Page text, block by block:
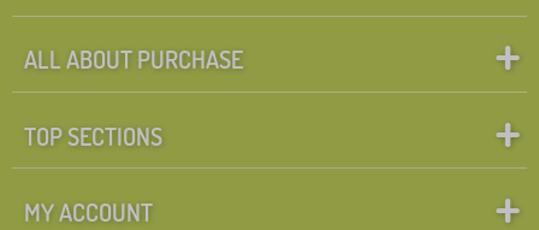
ALL ABOUT PURCHASE
TOP SECTIONS
MY ACCOUNT